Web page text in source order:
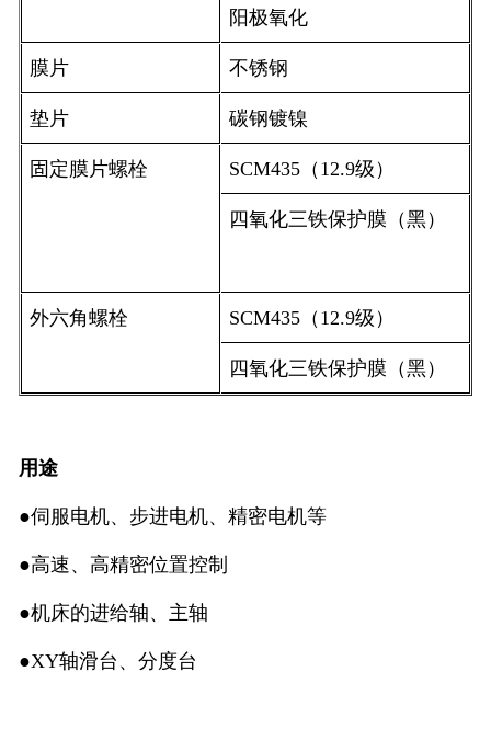
阳极氧化
膜片 不锈钢
垫片 碳钢镀镍
固定膜片螺栓 SCM435（ 12.9级）
四氧化三铁保护膜（黑）
外六角螺栓 SCM435（ 12.9级）
四氧化三铁保护膜（黑）
用途
●伺服电机、步进电机、精密电机等
●高速、高精密位置控制
●机床的进给轴、主轴
●XY轴滑台、分度台